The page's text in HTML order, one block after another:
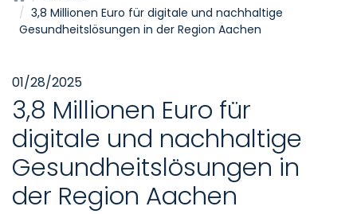
3,8 Millionen Euro für digitale und nachhaltige
Gesundheitslösungen in der Region Aachen
01/28/2025
3,8 Millionen Euro für
digitale und nachhaltige
Gesundheitslösungen in
der Region Aachen